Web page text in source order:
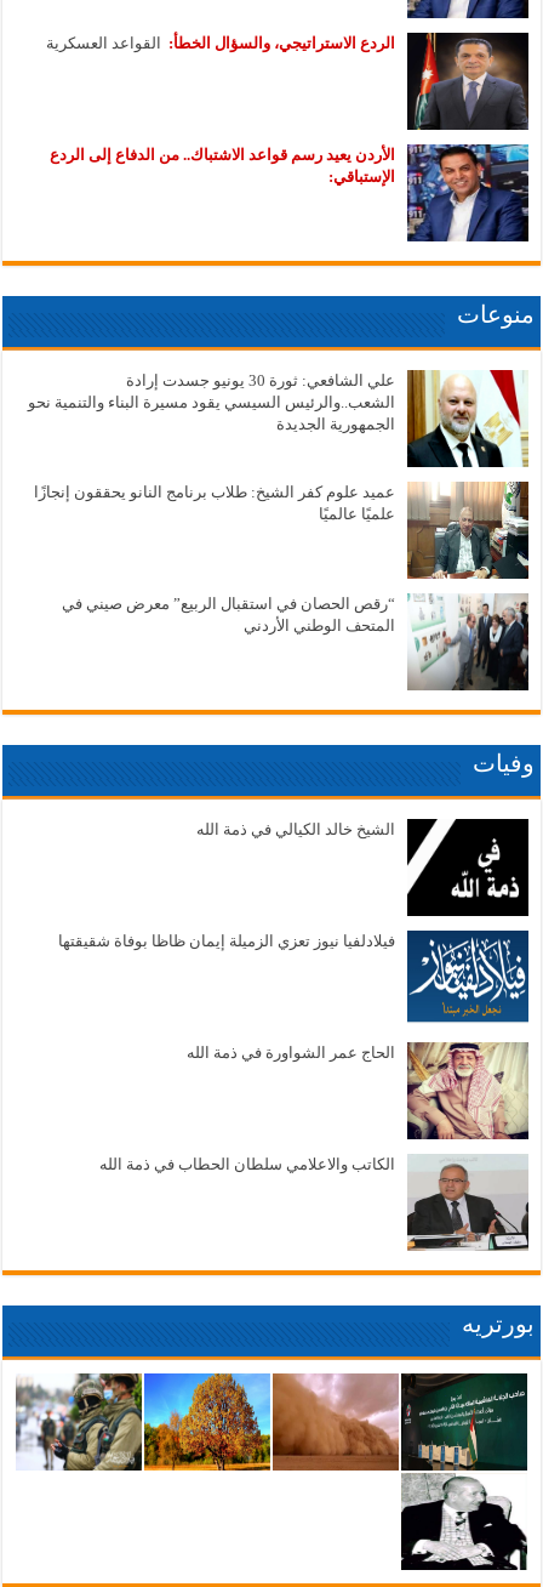
الردع الاستراتيجي، والسؤال الخطأ: القواعد العسكرية
الأردن يعيد رسم قواعد الاشتباك.. من الدفاع إلى الردع
الإستباقي:
منوعات
علي الشافعي: ثورة 30 يونيو جسدت إرادة
الشعب..والرئيس السيسي يقود مسيرة البناء والتنمية نحو
الجمهورية الجديدة
عميد علوم كفر الشيخ: طلاب برنامج النانو يحققون إنجازًا
علميًا عالميًا
“رقص الحصان في استقبال الربيع” معرض صيني في
المتحف الوطني الأردني
وفيات
الشيخ خالد الكيالي في ذمة الله
فيلادلفيا نيوز تعزي الزميلة إيمان ظاظا بوفاة شقيقتها
الحاج عمر الشواورة في ذمة الله
الكاتب والاعلامي سلطان الحطاب في ذمة الله
بورتريه